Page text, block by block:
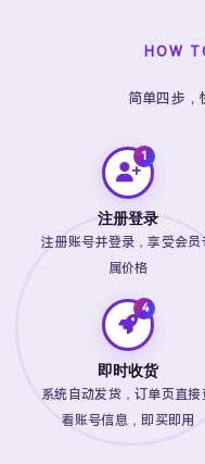
HOW
简单四步
注册登录
注册账号并登录，享受会员
属价格
即时收货
系统自动发货，订单页直接
看账号信息，即买即用